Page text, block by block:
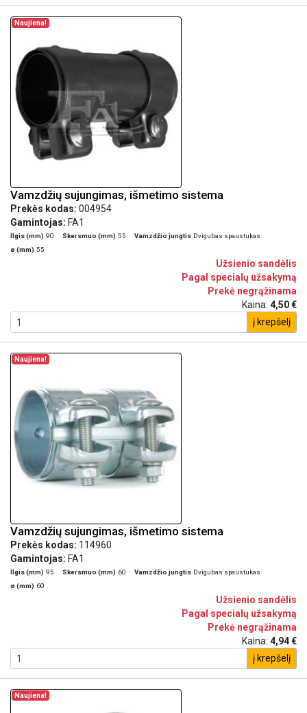
Naujiena!
Vamzdžių sujungimas, išmetimo sistema
Prekės kodas: 004954
Gamintojas: FA1
Ilgis (mm) 90 Skersmuo (mm) 55 Vamzdžio jungtis Dvigubas spaustukas
ø (mm) 55
Užsienio sandėlis
Pagal specialų užsakymą
Prekė negrąžinama
Kaina: 4,50 €
į krepšelį
Naujiena!
Vamzdžių sujungimas, išmetimo sistema
Prekės kodas: 114960
Gamintojas: FA1
Ilgis (mm) 95 Skersmuo (mm) 60 Vamzdžio jungtis Dvigubas spaustukas
ø (mm) 60
Užsienio sandėlis
Pagal specialų užsakymą
Prekė negrąžinama
Kaina: 4,94 €
į krepšelį
Naujiena!